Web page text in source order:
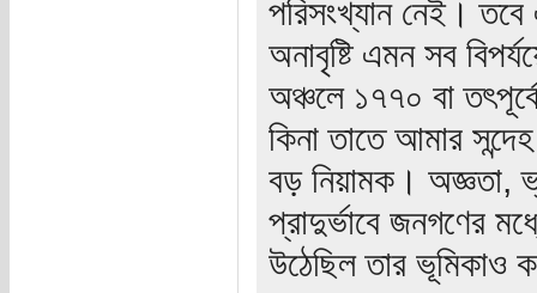
পরিসংখ্যান নেই। তবে
অনাবৃষ্টি এমন সব
অঞ্চলে ১৭৭০ বা
কিনা তাতে আমার
বড় নিয়ামক। অজ্ঞতা,
প্রাদুর্ভাবে জনগণের
উঠেছিল তার ভূমিকাও